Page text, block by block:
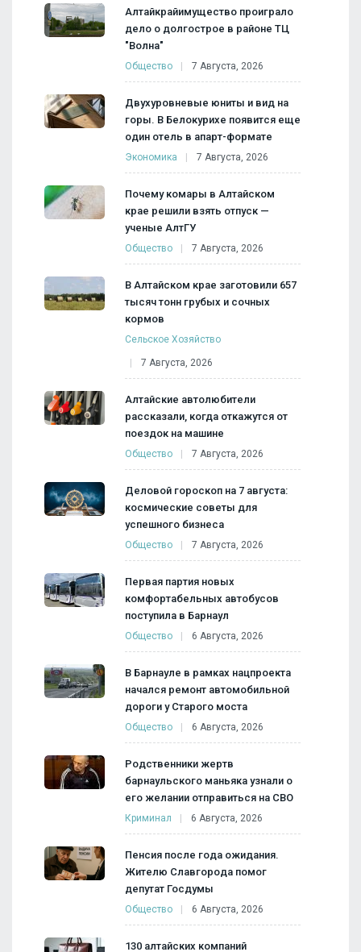
Алтайкрайимущество проиграло
дело о долгострое в районе ТЦ
"Волна"
Общество 7 Августа, 2026
Двухуровневые юниты и вид на
горы. В Белокурихе появится еще
один отель в апарт-формате
Экономика 7 Августа, 2026
Почему комары в Алтайском
крае решили взять отпуск —
ученые АлтГУ
Общество 7 Августа, 2026
В Алтайском крае заготовили 657
тысяч тонн грубых и сочных
кормов
Сельское Хозяйство
7 Августа, 2026
Алтайские автолюбители
рассказали, когда откажутся от
поездок на машине
Общество 7 Августа, 2026
Деловой гороскоп на 7 августа:
космические советы для
успешного бизнеса
Общество 7 Августа, 2026
Первая партия новых
комфортабельных автобусов
поступила в Барнаул
Общество 6 Августа, 2026
В Барнауле в рамках нацпроекта
начался ремонт автомобильной
дороги у Старого моста
Общество 6 Августа, 2026
Родственники жертв
барнаульского маньяка узнали о
его желании отправиться на СВО
Криминал 6 Августа, 2026
Пенсия после года ожидания.
Жителю Славгорода помог
депутат Госдумы
Общество 6 Августа, 2026
130 алтайских компаний